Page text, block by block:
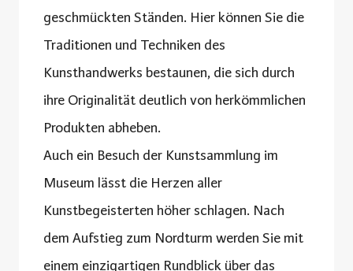
geschmückten Ständen. Hier können Sie die
Traditionen und Techniken des
Kunsthandwerks bestaunen, die sich durch
ihre Originalität deutlich von herkömmlichen
Produkten abheben.
Auch ein Besuch der Kunstsammlung im
Museum lässt die Herzen aller
Kunstbegeisterten höher schlagen. Nach
dem Aufstieg zum Nordturm werden Sie mit
einem einzigartigen Rundblick über das